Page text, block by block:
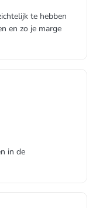
te hebben
en zo je marge
in de